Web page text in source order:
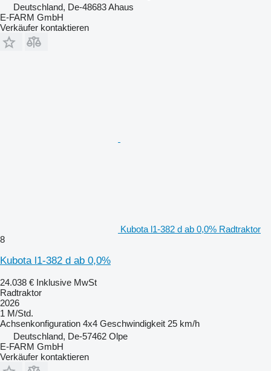
Deutschland, De-48683 Ahaus
E-FARM GmbH
Verkäufer kontaktieren
Kubota l1-382 d ab 0,0% Radtraktor
8
Kubota l1-382 d ab 0,0%
24.038 € Inklusive MwSt
Radtraktor
2026
1 M/Std.
Achsenkonfiguration 4x4 Geschwindigkeit 25 km/h
Deutschland, De-57462 Olpe
E-FARM GmbH
Verkäufer kontaktieren